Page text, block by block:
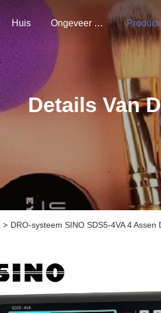
Huis Ongeveer Ons
Details Van
> DRO-systeem SINO SDS5-4VA 4